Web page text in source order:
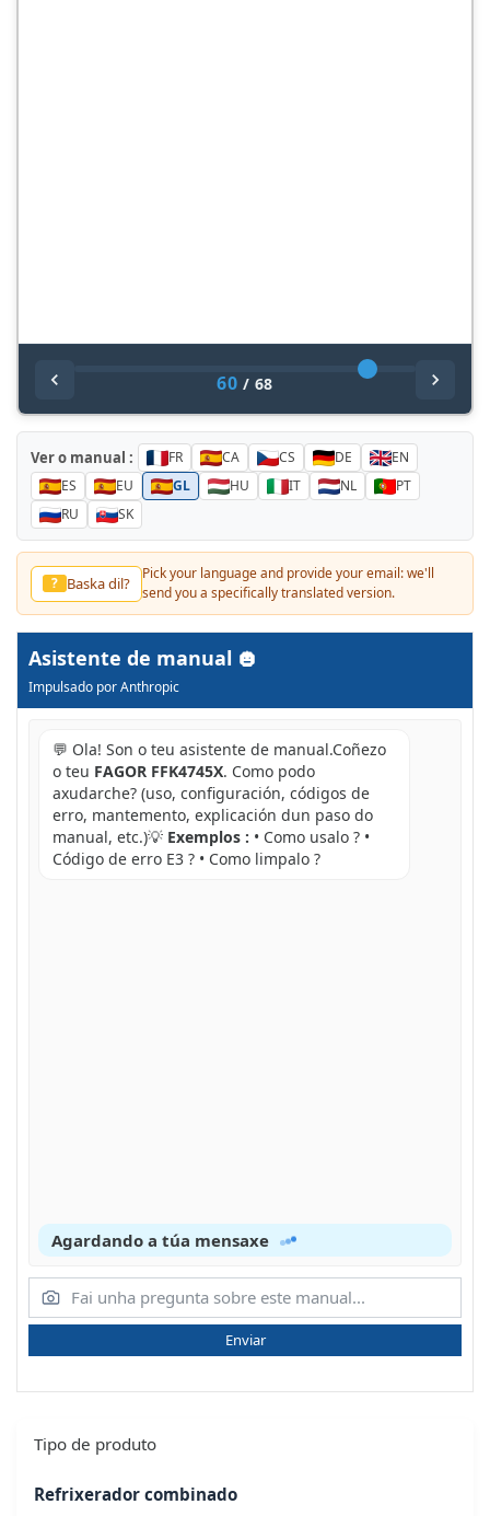
60 / 68
Ver o manual : FR CA CS DE
EN
ES
EU GL HU IT NL
PT
RU
SK
? Baska dil?
Pick your language and provide your email: we'll
send you a specifically translated version.
Asistente de manual
Impulsado por Anthropic
💬 Ola! Son o teu asistente de manual.Coñezo
o teu FAGOR FFK4745X. Como podo
axudarche? (uso, configuración, códigos de
erro, mantemento, explicación dun paso do
manual, etc.)💡 Exemplos : • Como usalo ? •
Código de erro E3 ? • Como limpalo ?
Agardando a túa mensaxe
Enviar
Tipo de produto
Refrixerador combinado